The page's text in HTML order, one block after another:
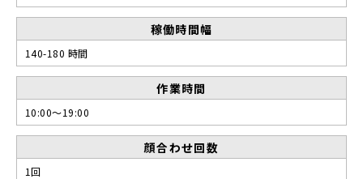
稼働時間幅
140-180 時間
作業時間
10:00～19:00
顔合わせ回数
1回